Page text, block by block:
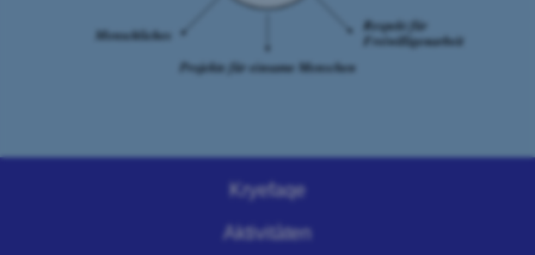
Kryefaqe
Aktivitàten